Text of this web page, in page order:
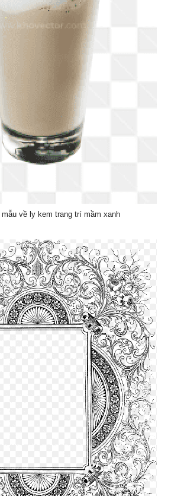
mẫu về ly kem trang trí mầm xanh